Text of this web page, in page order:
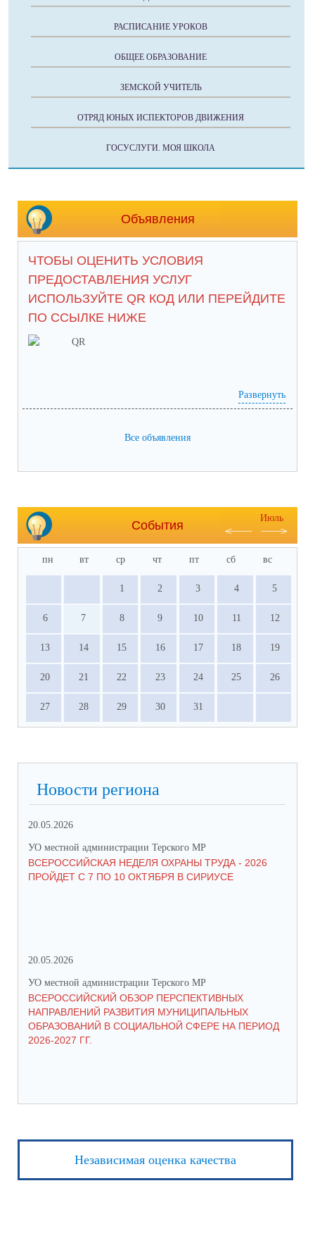
РАСПИСАНИЕ УРОКОВ
ОБЩЕЕ ОБРАЗОВАНИЕ
ЗЕМСКОЙ УЧИТЕЛЬ
ОТРЯД ЮНЫХ ИСПЕКТОРОВ ДВИЖЕНИЯ
ГОСУСЛУГИ. МОЯ ШКОЛА
Объявления
ЧТОБЫ ОЦЕНИТЬ УСЛОВИЯ
ПРЕДОСТАВЛЕНИЯ УСЛУГ
ИСПОЛЬЗУЙТЕ QR КОД ИЛИ ПЕРЕЙДИТЕ
ПО ССЫЛКЕ НИЖЕ
анкета доступна по QR-коду, а так же по прямой
Развернуть
Все объявления
События
Июль
пн вт ср чт пт сб вс
1 2 3 4 5
6 7 8 9 10 11 12
13 14 15 16 17 18 19
20 21 22 23 24 25 26
27 28 29 30 31
Новости региона
20.05.2026
УО местной администрации Терского МР
ВСЕРОССИЙСКАЯ НЕДЕЛЯ ОХРАНЫ ТРУДА - 2026
ПРОЙДЕТ С 7 ПО 10 ОКТЯБРЯ В СИРИУСЕ
20.05.2026
УО местной администрации Терского МР
ВСЕРОССИЙСКИЙ ОБЗОР ПЕРСПЕКТИВНЫХ
НАПРАВЛЕНИЙ РАЗВИТИЯ МУНИЦИПАЛЬНЫХ
ОБРАЗОВАНИЙ В СОЦИАЛЬНОЙ СФЕРЕ НА ПЕРИОД
2026-2027 ГГ.
Независимая оценка качества